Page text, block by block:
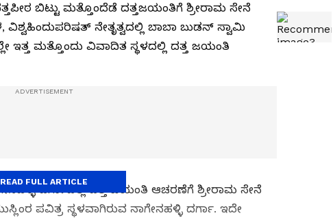
ಬಿಟ್ಟು ಮತ್ತೊಂದೆಡೆ ದತ್ತಜಯಂತಿಗೆ ಶ್ರೀರಾಮ ಸೇನೆ
ನೇತೃತ್ವದಲ್ಲಿ ಬಾಬಾ ಬುಡನ್ ಸ್ವಾಮಿ
ಇತ್ತ ಮತ್ತೊಂದು ವಿವಾದಿತ ಸ್ಥಳದಲ್ಲಿ ದತ್ತ ಜಯಂತಿ
ದರ್ಗಾದಲ್ಲಿ ದತ್ತ ಜಯಂತಿ ಆಚರಣೆಗೆ ಶ್ರೀರಾಮ ಸೇನೆ
ಪವಿತ್ರ ಸ್ಥಳವಾಗಿರುವ ನಾಗೇನಹಳ್ಳಿ ದರ್ಗಾ. ಇದೇ
READ FULL ARTICLE